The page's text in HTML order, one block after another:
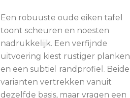
Een robuuste oude eiken tafel
toont scheuren en noesten
nadrukkelijk. Een verfijnde
uitvoering kiest rustiger planken
en een subtiel randprofiel. Beide
varianten vertrekken vanuit
dezelfde basis, maar vragen een